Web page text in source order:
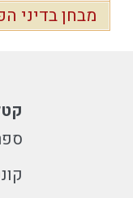
מבחן בדיני